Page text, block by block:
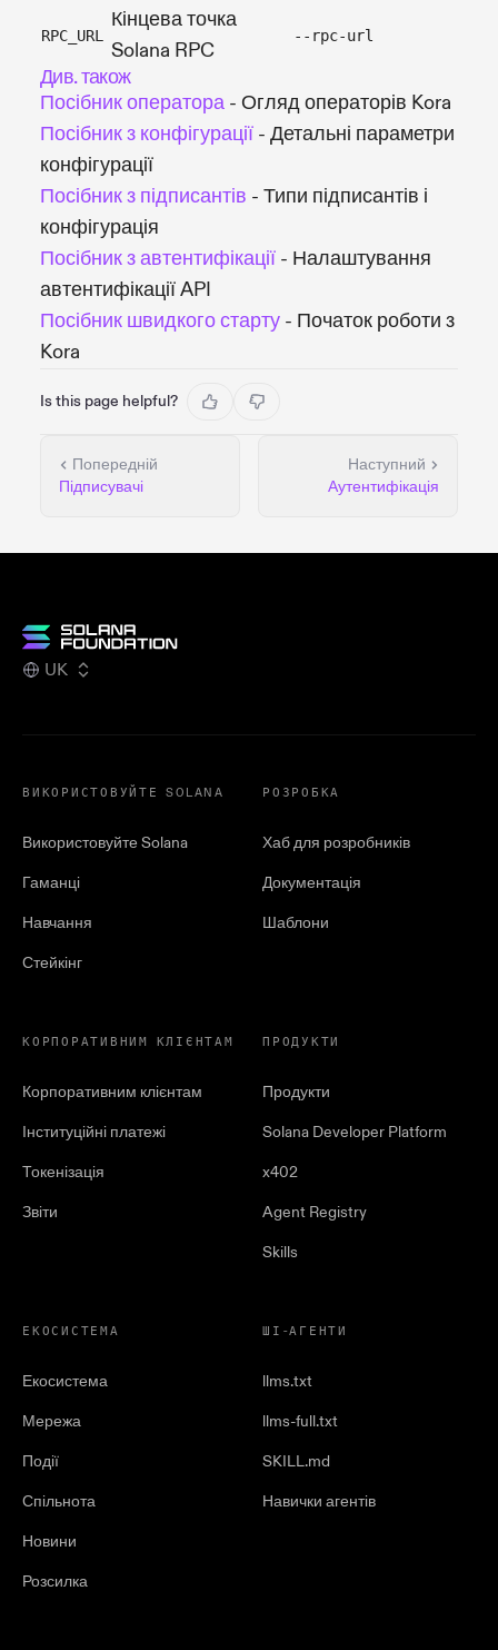
RPC_URL
Кінцева точка
Solana RPC
--rpc-url
Див. також
Посібник оператора - Огляд операторів Kora
Посібник з конфігурації - Детальні параметри
конфігурації
Посібник з підписантів - Типи підписантів і
конфігурація
Посібник з автентифікації - Налаштування
автентифікації API
Посібник швидкого старту - Початок роботи з
Kora
Is this page helpful?
Попередній
Підписувачі
Наступний
Аутентифікація
UK
ВИКОРИСТОВУЙТЕ SOLANA
Використовуйте Solana
Гаманці
Навчання
Стейкінг
РОЗРОБКА
Хаб для розробників
Документація
Шаблони
КОРПОРАТИВНИМ КЛІЄНТАМ
Корпоративним клієнтам
Інституційні платежі
Токенізація
Звіти
ПРОДУКТИ
Продукти
Solana Developer Platform
x402
Agent Registry
Skills
ЕКОСИСТЕМА
Екосистема
Мережа
Події
Спільнота
Новини
Розсилка
ШІ-АГЕНТИ
llms.txt
llms-full.txt
SKILL.md
Навички агентів